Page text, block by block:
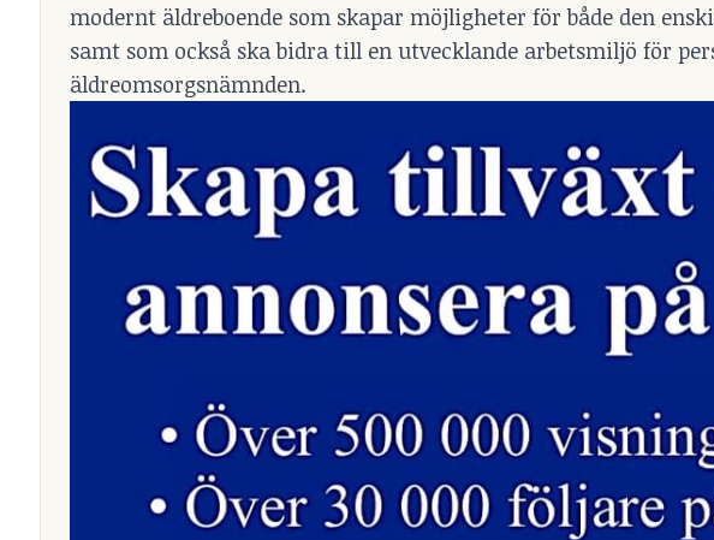
modernt äldreboende som skapar möjligheter för både den
samt som också ska bidra till en utvecklande arbetsmiljö för
äldreomsorgsnämnden.